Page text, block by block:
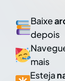
Baixe
depois
mais
Esteja